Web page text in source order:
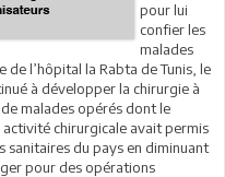
pour lui
confier les
malades
l’hôpital la Rabta de Tunis, le
à développer la chirurgie à
malades opérés dont le
chirurgicale avait permis
sanitaires du pays en diminuant
pour des opérations